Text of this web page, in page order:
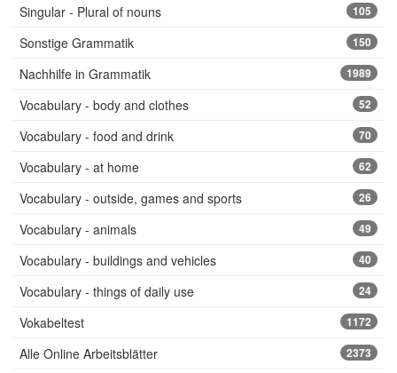
Singular - Plural of nouns 105
Sonstige Grammatik 150
Nachhilfe in Grammatik 1989
Vocabulary - body and clothes 52
Vocabulary - food and drink 70
Vocabulary - at home 62
Vocabulary - outside, games and sports 26
Vocabulary - animals 49
Vocabulary - buildings and vehicles 40
Vocabulary - things of daily use 24
Vokabeltest 1172
Alle Online Arbeitsblätter 2373